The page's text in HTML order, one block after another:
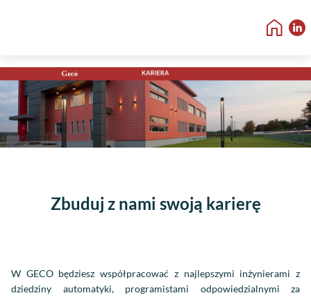
Zbuduj z nami swoją karierę
W GECO będziesz współpracować z najlepszymi inżynierami z
dziedziny automatyki, programistami odpowiedzialnymi za